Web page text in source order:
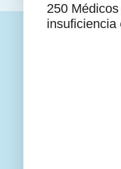
250
insuficiencia